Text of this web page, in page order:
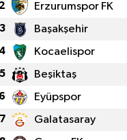
Erzurumspor FK
3 Başakşehir
Kocaelispor
5 Beşiktaş
Eyüpspor
7 Galatasaray